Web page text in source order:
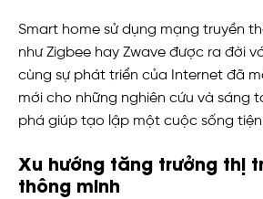
Smart home sử dụng mạng truyền
như Zigbee hay Zwave được ra đời
cùng sự phát triển của Internet đã
mới cho những nghiên cứu và sáng
phá giúp tạo lập một cuộc sống
Xu hướng tăng trưởng thị
thông minh